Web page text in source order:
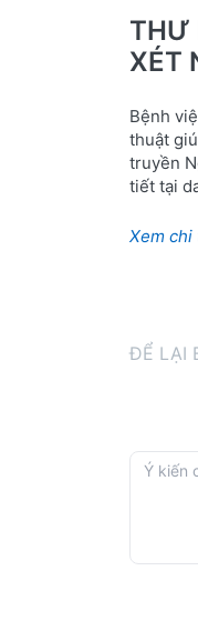
THƯ
XÉT
Bệnh
thuật
truyền
tiết tại
Xem chi
ĐỂ LẠI